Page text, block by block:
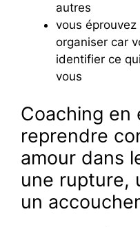
autres
vous
organiser car
identifier ce
vous
Coaching en
reprendre
amour dans
une rupture,
un